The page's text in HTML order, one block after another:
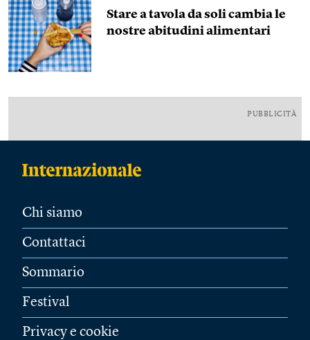
Stare a tavola da soli cambia le
nostre abitudini alimentari
PUBBLICITÀ
Chi siamo
Contattaci
Sommario
Festival
Privacy e cookie